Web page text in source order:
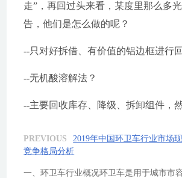
走”，再回过头来看，某度里那么多
告，他们是怎么做的呢？
--只对好拆借、有价值的铝边框进行
--无机酸溶解法？
--主要回收库存、降级、拆卸组件，
PREVIOUS
2019年中国环卫车行业市场
竞争格局分析
一、环卫车行业概况环卫车是用于城市市